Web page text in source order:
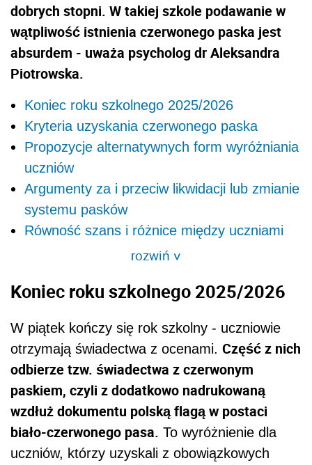
dobrych stopni. W takiej szkole podawanie w
wątpliwość istnienia czerwonego paska jest
absurdem - uważa psycholog dr Aleksandra
Piotrowska.
Koniec roku szkolnego 2025/2026
Kryteria uzyskania czerwonego paska
Propozycje alternatywnych form wyróżniania
uczniów
Argumenty za i przeciw likwidacji lub zmianie
systemu pasków
Równość szans i różnice między uczniami
rozwiń>
Koniec roku szkolnego 2025/2026
W piątek kończy się rok szkolny - uczniowie
otrzymają świadectwa z ocenami. Część z nich
odbierze tzw. świadectwa z czerwonym
paskiem, czyli z dodatkowo nadrukowaną
wzdłuż dokumentu polską flagą w postaci
biało-czerwonego pasa. To wyróżnienie dla
uczniów, którzy uzyskali z obowiązkowych